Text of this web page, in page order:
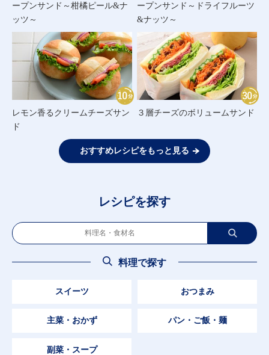
ープンサンド～柑橘ピール&ナ
ッツ～
ープンサンド～ドライフルーツ
&ナッツ～
レモン香るクリームチーズサン
ド
３層チーズのボリュームサンド
おすすめレシピをもっと見る
レシピを探す
料理で探す
スイーツ おつまみ
主菜・おかず パン・ご飯・麺
副菜・スープ